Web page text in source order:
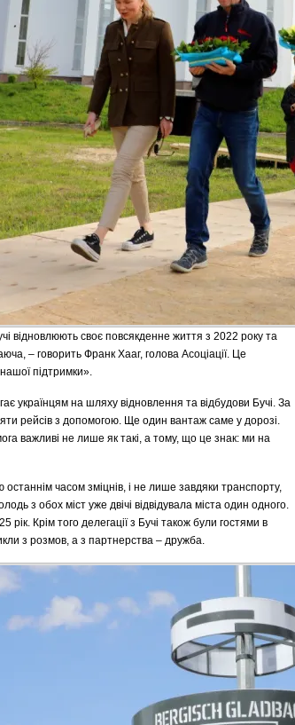
відновлюють своє повсякденне життя з 2022 року та
– говорить Франк Хааг, голова Асоціації. Це
підтримки».
українцям на шляху відновлення та відбудови Бучі. За
рейсів з допомогою. Ще один вантаж саме у дорозі.
важливі не лише як такі, а тому, що це знак: ми на
останнім часом зміцнів, і не лише завдяки транспорту,
з обох міст уже двічі відвідувала міста один одного.
рік. Крім того делегації з Бучі також були гостями в
з розмов, а з партнерства – дружба.